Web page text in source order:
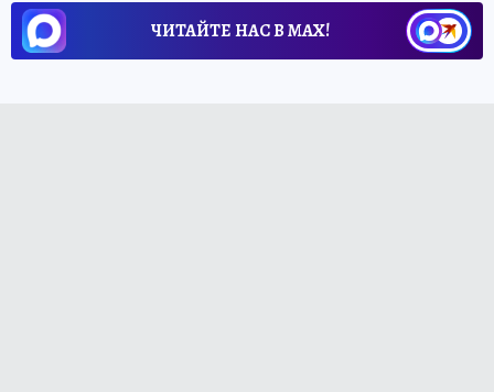
ЧИТАЙТЕ НАС В МАХ!